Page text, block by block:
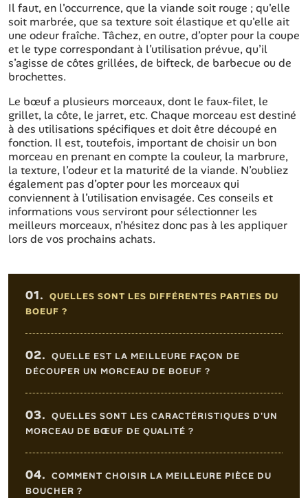
Il faut, en l'occurrence, que la viande soit rouge ; qu'elle
soit marbrée, que sa texture soit élastique et qu'elle ait
une odeur fraîche. Tâchez, en outre, d’opter pour la coupe
et le type correspondant à l’utilisation prévue, qu’il
s’agisse de côtes grillées, de bifteck, de barbecue ou de
brochettes.
Le bœuf a plusieurs morceaux, dont le faux-filet, le
grillet, la côte, le jarret, etc. Chaque morceau est destiné
à des utilisations spécifiques et doit être découpé en
fonction. Il est, toutefois, important de choisir un bon
morceau en prenant en compte la couleur, la marbrure,
la texture, l’odeur et la maturité de la viande. N’oubliez
également pas d’opter pour les morceaux qui
conviennent à l’utilisation envisagée. Ces conseils et
informations vous serviront pour sélectionner les
meilleurs morceaux, n’hésitez donc pas à les appliquer
lors de vos prochains achats.
Sommaire de l'article
01. QUELLES SONT LES DIFFÉRENTES PARTIES DU
BOEUF ?
02. QUELLE EST LA MEILLEURE FAÇON DE
DÉCOUPER UN MORCEAU DE BOEUF ?
03. QUELLES SONT LES CARACTÉRISTIQUES D'UN
MORCEAU DE BŒUF DE QUALITÉ ?
04. COMMENT CHOISIR LA MEILLEURE PIÈCE DU
BOUCHER ?